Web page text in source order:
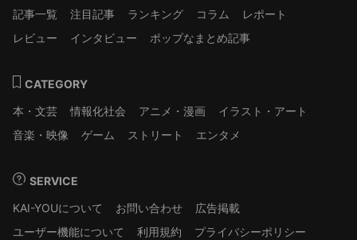
記事一覧
注目記事 ランキング コラム
レポート
レビュー
インタビュー ポップなまとめ記事
CATEGORY
本・文芸
情報化社会 アニメ・漫画
イラスト・アート
音楽・映像
ゲーム ストリート エンタメ
SERVICE
KAI-YOUについて
お問い合わせ
広告掲載
ユーザー機能について
利用規約
プライバシーポリシー